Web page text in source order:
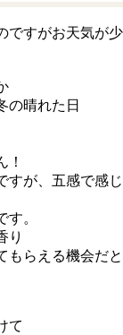
ですがお天気が少
の晴れた日
！
すが、五感で感じ
。
り
もらえる機会だと
て